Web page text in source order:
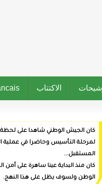
Francais
لحظة ميلاد الدولة وراعيا
عملية البناء وفاعلا في صنع
على أمن المواطنين وعزة
النهج.